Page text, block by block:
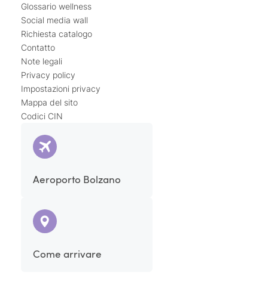
Glossario wellness
Social media wall
Richiesta catalogo
Contatto
Note legali
Privacy policy
Impostazioni privacy
Mappa del sito
Codici CIN
Aeroporto Bolzano
Come arrivare